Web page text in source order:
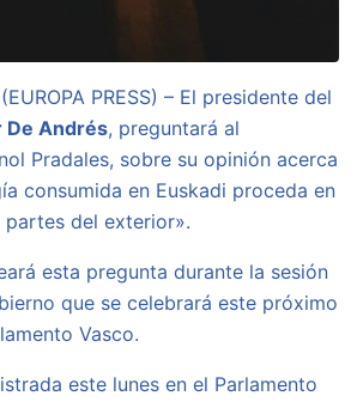
PRESS) – El presidente del
De Andrés, preguntará al
Pradales, sobre su opinión acerca
consumida en Euskadi proceda en
partes del exterior».
esta pregunta durante la sesión
que se celebrará este próximo
Vasco.
este lunes en el Parlamento